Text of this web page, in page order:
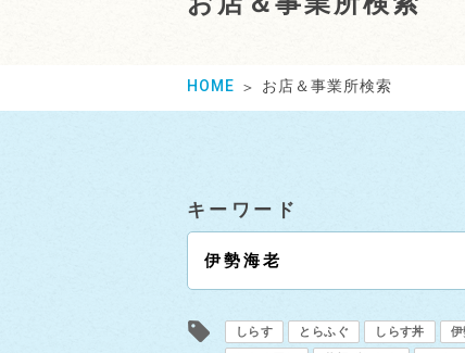
HOME お店＆事業所検索
キーワード
しらす とらふぐ しらす丼